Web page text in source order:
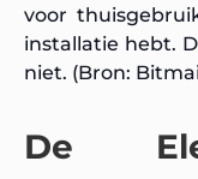
voor
installatie hebt.
niet. (Bron:
De